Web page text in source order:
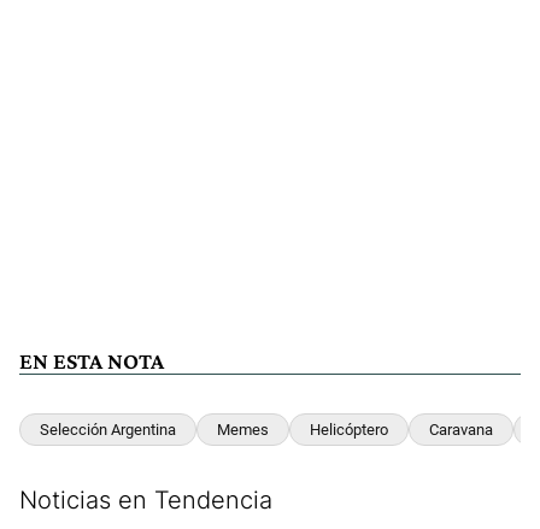
EN ESTA NOTA
Selección Argentina Memes Helicóptero Caravana
Noticias en Tendencia